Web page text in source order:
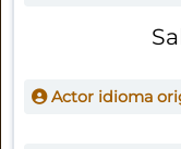
Actor idioma